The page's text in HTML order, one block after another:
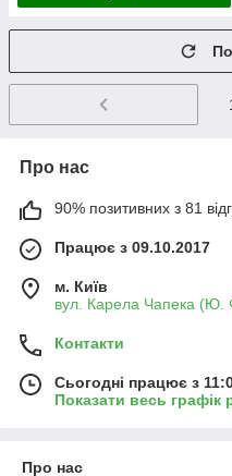
Про нас
90% позитивних з 81
Працює з 09.10.2017
м. Київ
вул. Карела Чапека (Ю.
Контакти
Сьогодні працює з
Показати весь графік
Про нас